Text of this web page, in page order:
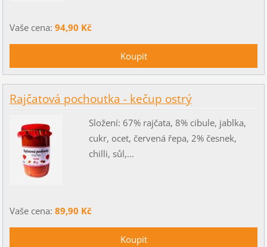
Vaše cena: 94,90 Kč
Rajčatová pochoutka - kečup ostrý
Složení: 67% rajčata, 8% cibule, jablka,
cukr, ocet, červená řepa, 2% česnek,
chilli, sůl,...
Vaše cena: 89,90 Kč